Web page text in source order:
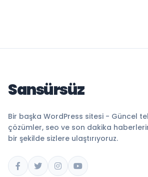
Sansürsüz
Bir başka WordPress sitesi - Güncel
çözümler, seo ve son dakika
bir şekilde sizlere ulaştırıyoruz.